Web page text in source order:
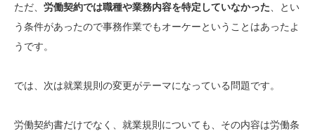
ただ、 労働契約では職種や業務内容を特定していなかった 、とい
う条件があったので事務作業でもオーケーということはあったよ
うです。
では、次は就業規則の変更がテーマになっている問題です。
労働契約書だけでなく、就業規則についても、その内容は労働条